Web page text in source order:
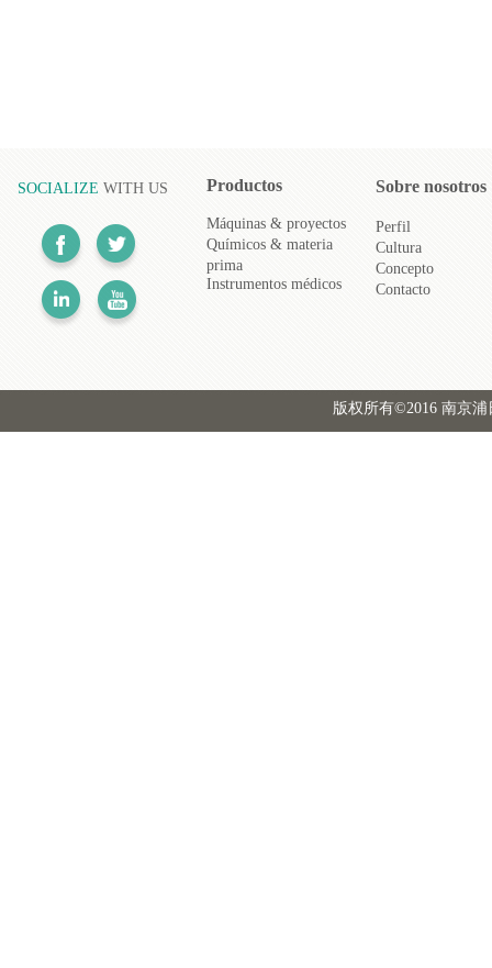
版权所有©2016 南京浦
Sobre nosotros
Perfil
Cultura
Concepto
Contacto
SOCIALIZE WITH US Productos
Máquinas & proyectos
Químicos & materia
prima
Instrumentos médicos